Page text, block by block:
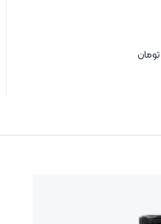
تومان